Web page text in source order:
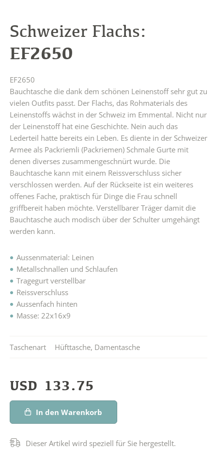
Schweizer Flachs:
EF2650
EF2650
Bauchtasche die dank dem schönen Leinenstoff sehr gut zu
vielen Outfits passt. Der Flachs, das Rohmaterials des
Leinenstoffs wächst in der Schweiz im Emmental. Nicht nur
der Leinenstoff hat eine Geschichte. Nein auch das
Lederteil hatte bereits ein Leben. Es diente in der Schweizer
Armee als Packriemli (Packriemen) Schmale Gurte mit
denen diverses zusammengeschnürt wurde. Die
Bauchtasche kann mit einem Reissverschluss sicher
verschlossen werden. Auf der Rückseite ist ein weiteres
offenes Fache, praktisch für Dinge die Frau schnell
griffbereit haben möchte. Verstellbarer Träger damit die
Bauchtasche auch modisch über der Schulter umgehängt
werden kann.
Aussenmaterial: Leinen
Metallschnallen und Schlaufen
Tragegurt verstellbar
Reissverschluss
Aussenfach hinten
Masse: 22x16x9
Taschenart Hüfttasche, Damentasche
USD 133.75
In den Warenkorb
Dieser Artikel wird speziell für Sie hergestellt.